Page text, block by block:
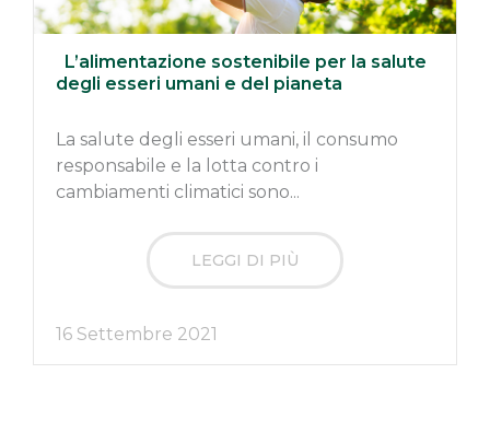
L’alimentazione sostenibile per la salute
degli esseri umani e del pianeta
La salute degli esseri umani, il consumo
responsabile e la lotta contro i
cambiamenti climatici sono...
LEGGI DI PIÙ
16 Settembre 2021